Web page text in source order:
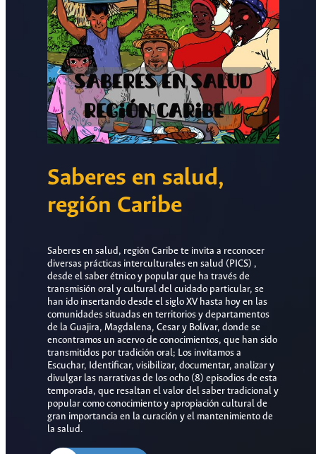
Saberes en salud,
región Caribe
Saberes en salud, región Caribe te invita a reconocer
diversas prácticas interculturales en salud (PICS) ,
desde el saber étnico y popular que ha través de
transmisión oral y cultural del cuidado particular, se
han ido insertando desde el siglo XV hasta hoy en las
comunidades situadas en territorios y departamentos
de la Guajira, Magdalena, Cesar y Bolívar, donde se
encontramos un acervo de conocimientos, que han sido
transmitidos por tradición oral; Los invitamos a
Escuchar, Identificar, visibilizar, documentar, analizar y
divulgar las narrativas de los ocho (8) episodios de esta
temporada, que resaltan el valor del saber tradicional y
popular como conocimiento y apropiación cultural de
gran importancia en la curación y el mantenimiento de
la salud.